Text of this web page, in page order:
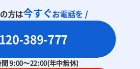
方は今すぐお電話を /
389-777
9:00～22:00(年中無休)